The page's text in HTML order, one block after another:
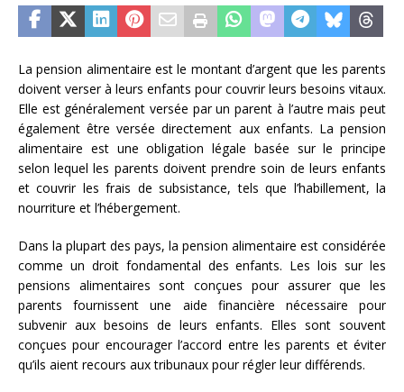
La pension alimentaire est le montant d’argent que les parents
doivent verser à leurs enfants pour couvrir leurs besoins vitaux.
Elle est généralement versée par un parent à l’autre mais peut
également être versée directement aux enfants. La pension
alimentaire est une obligation légale basée sur le principe
selon lequel les parents doivent prendre soin de leurs enfants
et couvrir les frais de subsistance, tels que l’habillement, la
nourriture et l’hébergement.
Dans la plupart des pays, la pension alimentaire est considérée
comme un droit fondamental des enfants. Les lois sur les
pensions alimentaires sont conçues pour assurer que les
parents fournissent une aide financière nécessaire pour
subvenir aux besoins de leurs enfants. Elles sont souvent
conçues pour encourager l’accord entre les parents et éviter
qu’ils aient recours aux tribunaux pour régler leur différends.